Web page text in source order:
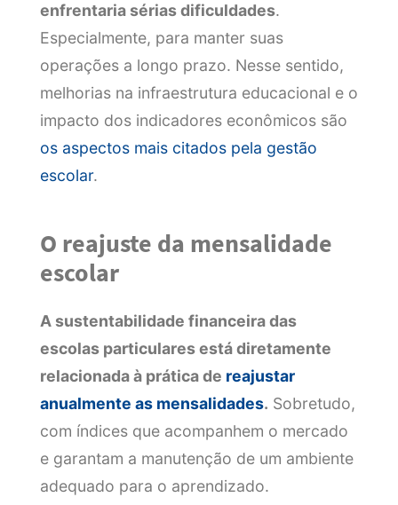
enfrentaria sérias dificuldades.
Especialmente, para manter suas
operações a longo prazo. Nesse sentido,
melhorias na infraestrutura educacional e o
impacto dos indicadores econômicos são
os aspectos mais citados pela gestão
escolar.
O reajuste da mensalidade
escolar
A sustentabilidade financeira das
escolas particulares está diretamente
relacionada à prática de reajustar
anualmente as mensalidades. Sobretudo,
com índices que acompanhem o mercado
e garantam a manutenção de um ambiente
adequado para o aprendizado.